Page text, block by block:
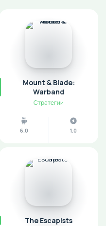
Mount & Blade:
Warband
Стратегии
6.0 1.0
The Escapists